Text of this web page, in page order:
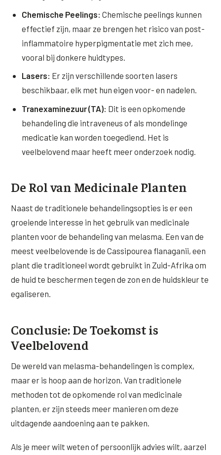
Chemische Peelings: Chemische peelings kunnen
effectief zijn, maar ze brengen het risico van post-
inflammatoire hyperpigmentatie met zich mee,
vooral bij donkere huidtypes.
Lasers: Er zijn verschillende soorten lasers
beschikbaar, elk met hun eigen voor- en nadelen.
Tranexaminezuur (TA): Dit is een opkomende
behandeling die intraveneus of als mondelinge
medicatie kan worden toegediend. Het is
veelbelovend maar heeft meer onderzoek nodig.
De Rol van Medicinale Planten
Naast de traditionele behandelingsopties is er een
groeiende interesse in het gebruik van medicinale
planten voor de behandeling van melasma. Een van de
meest veelbelovende is de Cassipourea flanaganii, een
plant die traditioneel wordt gebruikt in Zuid-Afrika om
de huid te beschermen tegen de zon en de huidskleur te
egaliseren.
Conclusie: De Toekomst is
Veelbelovend
De wereld van melasma-behandelingen is complex,
maar er is hoop aan de horizon. Van traditionele
methoden tot de opkomende rol van medicinale
planten, er zijn steeds meer manieren om deze
uitdagende aandoening aan te pakken.
Als je meer wilt weten of persoonlijk advies wilt, aarzel